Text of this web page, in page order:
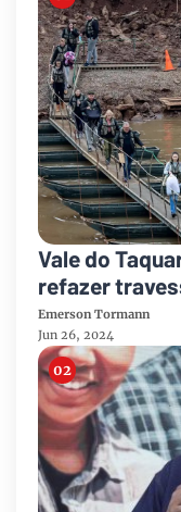
Vale do
refazer
por meio do
Emerson Tormann
Jun 26, 2024